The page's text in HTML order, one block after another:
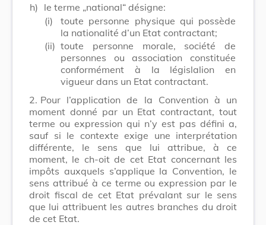
h) le terme „national“ désigne:
(i)
toute personne physique qui possède
la nationalité d’un Etat contractant;
(ii) toute personne morale, société de
personnes ou association constituée
conformément à la législalion en
vigueur dans un Etat contractant.
2. Pour l’application de la Convention à un
moment donné par un Etat contractant, tout
terme ou expression qui n’y est pas défini a,
sauf si le contexte exige une interprétation
différente, le sens que lui attribue, à ce
moment, le ch-oit de cet Etat concernant les
impôts auxquels s’applique la Convention, le
sens attribué à ce terme ou expression par le
droit fiscal de cet Etat prévalant sur le sens
que lui attribuent les autres branches du droit
de cet Etat.